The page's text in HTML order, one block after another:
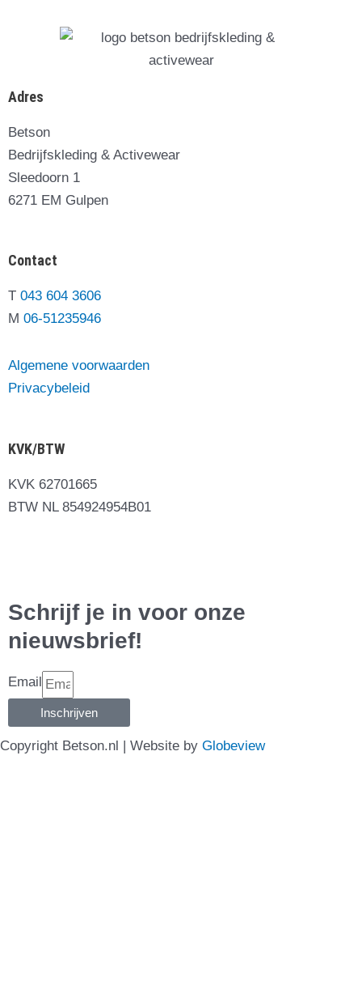
Adres
Betson
Bedrijfskleding & Activewear
Sleedoorn 1
6271 EM Gulpen
Contact
T 043 604 3606
M 06-51235946
Algemene voorwaarden
Privacybeleid
KVK/BTW
KVK 62701665
BTW NL 854924954B01
Schrijf je in voor onze
nieuwsbrief!
Email
Inschrijven
Copyright Betson.nl | Website by Globeview